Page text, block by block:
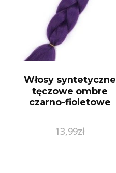
Włosy syntetyczne
tęczowe ombre
czarno-fioletowe
13,99zł